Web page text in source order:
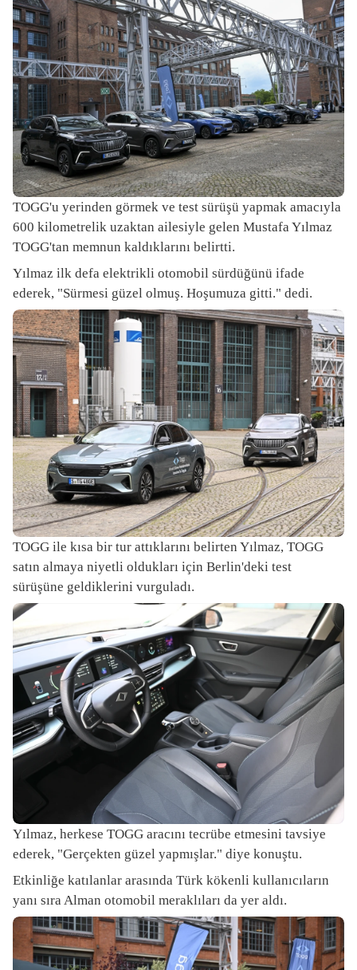
TOGG'u yerinden görmek ve test sürüşü yapmak amacıyla
600 kilometrelik uzaktan ailesiyle gelen Mustafa Yılmaz
TOGG'tan memnun kaldıklarını belirtti.
Yılmaz ilk defa elektrikli otomobil sürdüğünü ifade
ederek, "Sürmesi güzel olmuş. Hoşumuza gitti." dedi.
TOGG ile kısa bir tur attıklarını belirten Yılmaz, TOGG
satın almaya niyetli oldukları için Berlin'deki test
sürüşüne geldiklerini vurguladı.
Yılmaz, herkese TOGG aracını tecrübe etmesini tavsiye
ederek, "Gerçekten güzel yapmışlar." diye konuştu.
Etkinliğe katılanlar arasında Türk kökenli kullanıcıların
yanı sıra Alman otomobil meraklıları da yer aldı.